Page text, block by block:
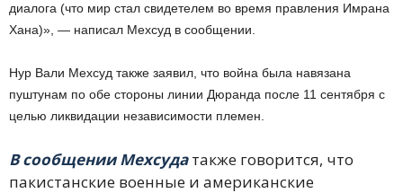
диалога (что мир стал свидетелем во время правления Имрана
Хана)», — написал Мехсуд в сообщении.
Нур Вали Мехсуд также заявил, что война была навязана
пуштунам по обе стороны линии Дюранда после 11 сентября с
целью ликвидации независимости племен.
В сообщении Мехсудатакже говорится, что
пакистанские военные и американские